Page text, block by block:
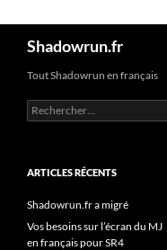
Shadowrun.fr
Tout Shadowrun en français
Rechercher :
ARTICLES RÉCENTS
Shadowrun.fr a migré
Vos besoins sur l’écran du MJ
en français pour SR4